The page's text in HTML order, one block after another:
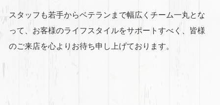
スタッフも若手からベテランまで幅広くチーム一丸とな
って、お客様のライフスタイルをサポートすべく、皆様
のご来店を心よりお待ち申し上げております。